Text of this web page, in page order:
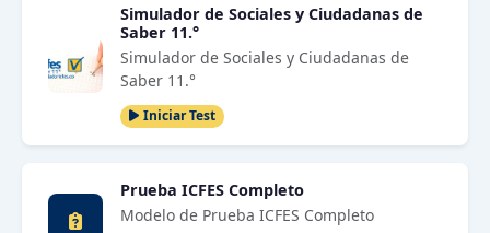
Simulador de Sociales y Ciudadanas de
Saber 11.°
Simulador de Sociales y Ciudadanas de
Saber 11.°
Iniciar Test
Prueba ICFES Completo
Modelo de Prueba ICFES Completo